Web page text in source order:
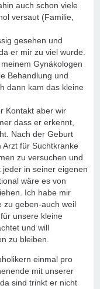
auch schon viele
versaut (Familie,
gesehen und
er mir zu viel wurde.
Gynäkologen
Behandlung und
dann kam das kleine
Kontakt aber wir
dass er erkennt,
Nach der Geburt
für Suchtkranke
zu versuchen und
in seiner eigenen
wäre es von
Ich habe mir
zu geben-auch weil
unsere kleine
und will
zu bleiben.
einmal pro
mit unserer
sind trinkt er nicht